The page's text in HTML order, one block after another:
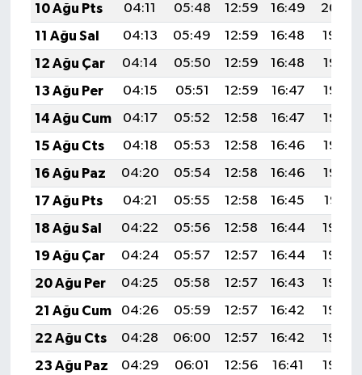
10 Ağu Pts
04:11 05:48 12:59 16:49
20:00
11 Ağu Sal
04:13 05:49 12:59 16:48
19:59
12 Ağu Çar
04:14 05:50 12:59 16:48
19:57
13 Ağu Per
04:15 05:51 12:59 16:47
19:56
14 Ağu Cum
04:17 05:52 12:58 16:47
19:55
15 Ağu Cts
04:18 05:53 12:58 16:46
19:53
16 Ağu Paz
04:20 05:54 12:58 16:46
19:52
17 Ağu Pts
04:21 05:55 12:58 16:45
19:51
18 Ağu Sal
04:22 05:56 12:58 16:44
19:49
19 Ağu Çar
04:24 05:57 12:57 16:44
19:48
20 Ağu Per
04:25 05:58 12:57 16:43
19:46
21 Ağu Cum
04:26 05:59 12:57 16:42
19:45
22 Ağu Cts
04:28 06:00 12:57 16:42
19:44
23 Ağu Paz
04:29 06:01 12:56 16:41
19:42